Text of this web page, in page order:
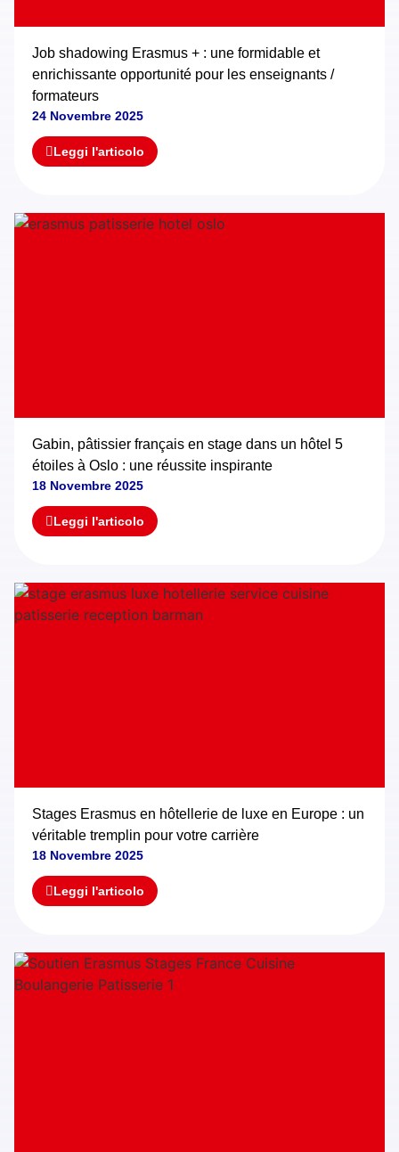
Job shadowing Erasmus + : une formidable et
enrichissante opportunité pour les enseignants /
formateurs
24 Novembre 2025
Leggi l'articolo
Gabin, pâtissier français en stage dans un hôtel 5
étoiles à Oslo : une réussite inspirante
18 Novembre 2025
Leggi l'articolo
Stages Erasmus en hôtellerie de luxe en Europe : un
véritable tremplin pour votre carrière
18 Novembre 2025
Leggi l'articolo